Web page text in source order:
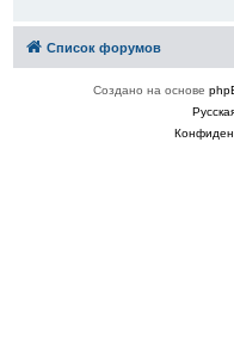
Список форумов
Создано на основе